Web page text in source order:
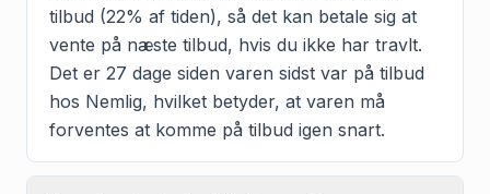
tilbud (22% af tiden), så det kan betale sig at
vente på næste tilbud, hvis du ikke har travlt.
Det er 27 dage siden varen sidst var på tilbud
hos Nemlig, hvilket betyder, at varen må
forventes at komme på tilbud igen snart.